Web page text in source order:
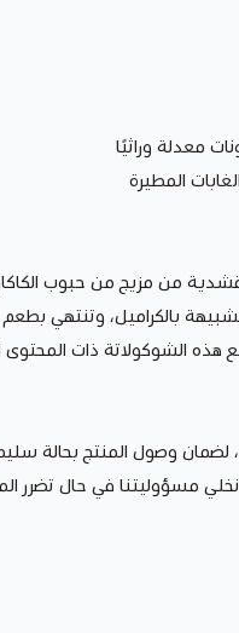
معدلة وراثيًا
المطيرة
من مزيج من حبوب
بالكراميل، وتنتهي
هذه الشوكولاتة ذات المحتوى
لضمان وصول المنتج بحالة
مسؤوليتنا في حال تضرر